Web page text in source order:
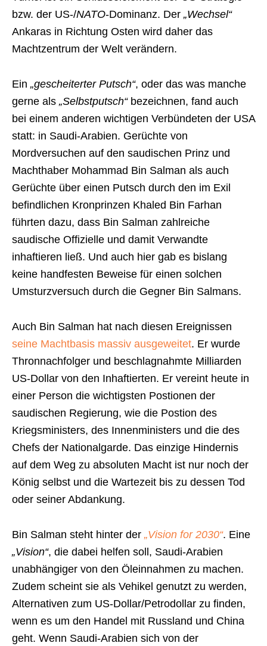
bzw. der US-/NATO-Dominanz. Der „Wechsel“
Ankaras in Richtung Osten wird daher das
Machtzentrum der Welt verändern.
Ein „gescheiterter Putsch“, oder das was manche
gerne als „Selbstputsch“bezeichnen, fand auch
bei einem anderen wichtigen Verbündeten der USA
statt: in Saudi-Arabien. Gerüchte von
Mordversuchen auf den saudischen Prinz und
Machthaber Mohammad Bin Salman als auch
Gerüchte über einen Putsch durch den im Exil
befindlichen Kronprinzen Khaled Bin Farhan
führten dazu, dass Bin Salman zahlreiche
saudische Offizielle und damit Verwandte
inhaftieren ließ. Und auch hier gab es bislang
keine handfesten Beweise für einen solchen
Umsturzversuch durch die Gegner Bin Salmans.
Auch Bin Salman hat nach diesen Ereignissen
seine Machtbasis massiv ausgeweitet. Er wurde
Thronnachfolger und beschlagnahmte Milliarden
US-Dollar von den Inhaftierten. Er vereint heute in
einer Person die wichtigsten Postionen der
saudischen Regierung, wie die Postion des
Kriegsministers, des Innenministers und die des
Chefs der Nationalgarde. Das einzige Hindernis
auf dem Weg zu absoluten Macht ist nur noch der
König selbst und die Wartezeit bis zu dessen Tod
oder seiner Abdankung.
Bin Salman steht hinter der „Vision for 2030“. Eine
„Vision“, die dabei helfen soll, Saudi-Arabien
unabhängiger von den Öleinnahmen zu machen.
Zudem scheint sie als Vehikel genutzt zu werden,
Alternativen zum US-Dollar/Petrodollar zu finden,
wenn es um den Handel mit Russland und China
geht. Wenn Saudi-Arabien sich von der